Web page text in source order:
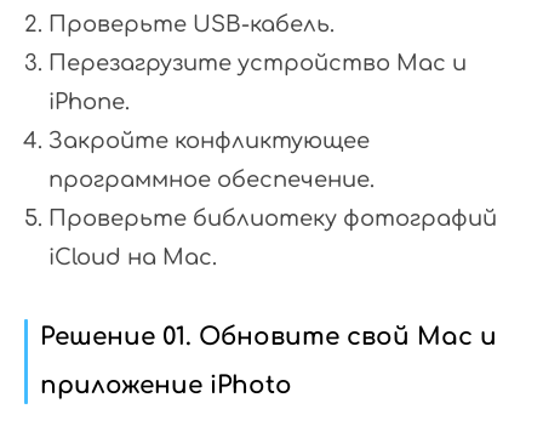
Проверьте USB-кабель.
Перезагрузите устройство Mac и
iPhone.
Закройте конфликтующее
программное обеспечение.
Проверьте библиотеку фотографий
iCloud на Mac.
Решение 01. Обновите свой Mac и
приложение iPhoto